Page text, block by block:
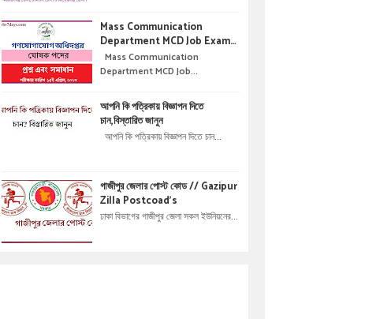
Mass Communication
Department MCD Job Exam
Question & solution //
গণযোগাযোগ অধিদপ্তরে নিয়োগ পরীক্ষার
Mass Communication
Department MCD Job...
আপনি কি পত্রিকায় বিজ্ঞাপন দিতে
চান,বিস্তারিত জানুন
আপনি কি পত্রিকায় বিজ্ঞাপন দিতে চান...
গাজীপুর জেলার পোস্ট কোড // Gazipur
Zilla Postcoad's
ঢাকা বিভাগের গাজীপুর জেলা সকল ইউনিয়নের...